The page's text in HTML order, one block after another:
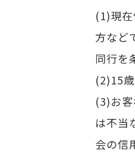
(1)現
方など
同行を
(2)15
(3)お
は不当
会の信